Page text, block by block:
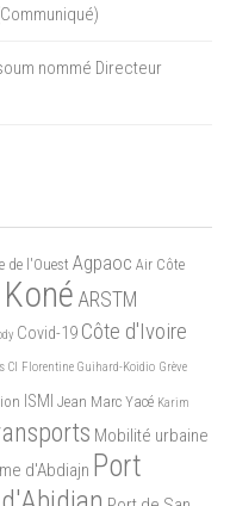
nommé Directeur
de l'Ouest Agpaoc Air Côte
ARSTM
Covid-19 Côte d'Ivoire
CI Florentine Guihard-Koidio Grève
ISMI Jean Marc Yacé Karim
Mobilité urbaine
d'Abdiajn Port